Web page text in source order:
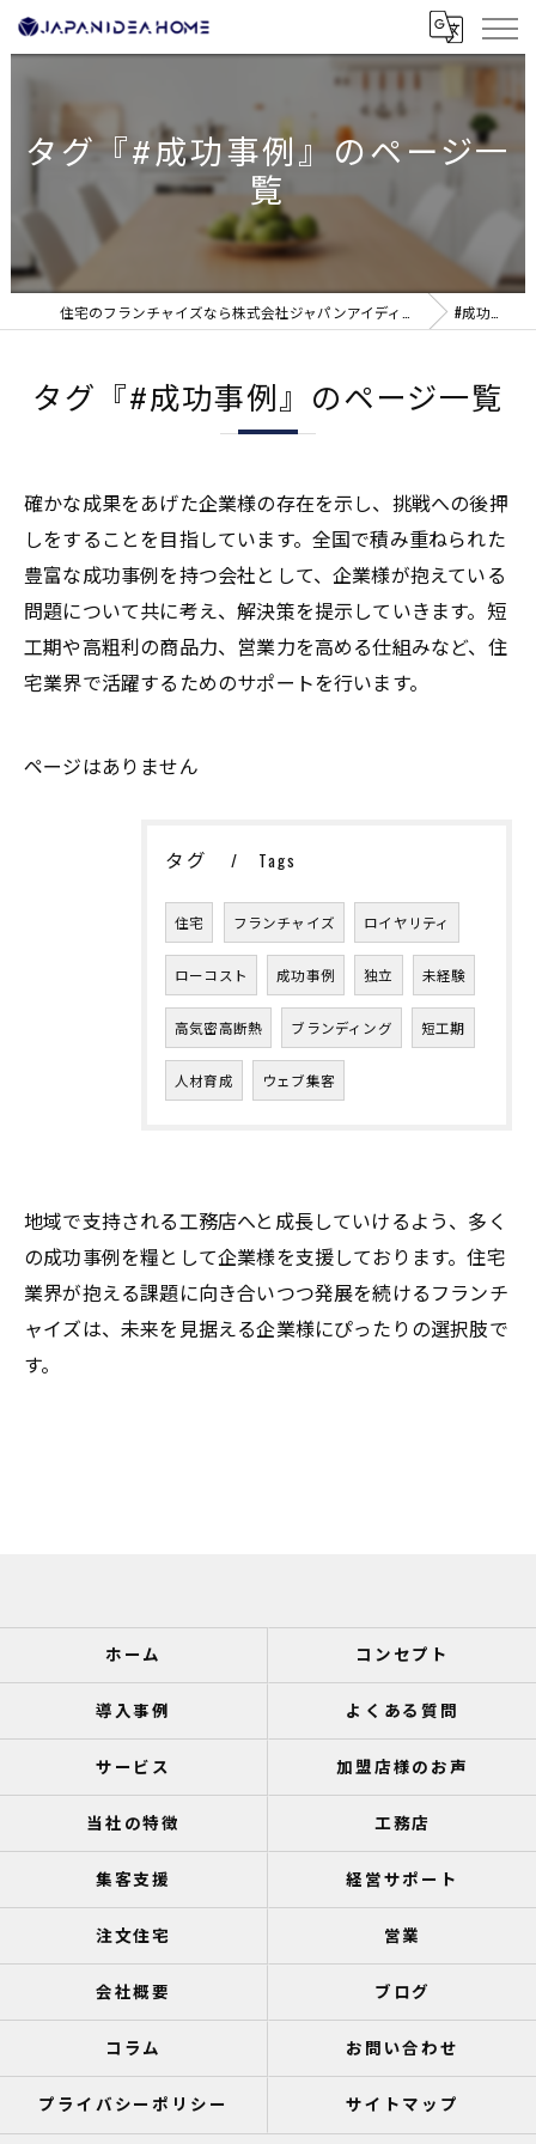
タグ『#成功事例』のページ一
覧
#成功事例
タグ『#成功事例』のページ一覧
確かな成果をあげた企業様の存在を示し、挑戦への後押
しをすることを目指しています。全国で積み重ねられた
豊富な成功事例を持つ会社として、企業様が抱えている
問題について共に考え、解決策を提示していきます。短
工期や高粗利の商品力、営業力を高める仕組みなど、住
宅業界で活躍するためのサポートを行います。
ページはありません
タグ Tags
住宅 フランチャイズ ロイヤリティ
ローコスト 成功事例 独立 未経験
高気密高断熱 ブランディング 短工期
人材育成 ウェブ集客
地域で支持される工務店へと成長していけるよう、多く
の成功事例を糧として企業様を支援しております。住宅
業界が抱える課題に向き合いつつ発展を続けるフランチ
ャイズは、未来を見据える企業様にぴったりの選択肢で
す。
ホーム コンセプト
導入事例 よくある質問
サービス 加盟店様のお声
当社の特徴 工務店
集客支援 経営サポート
注文住宅 営業
会社概要 ブログ
コラム お問い合わせ
プライバシーポリシー サイトマップ